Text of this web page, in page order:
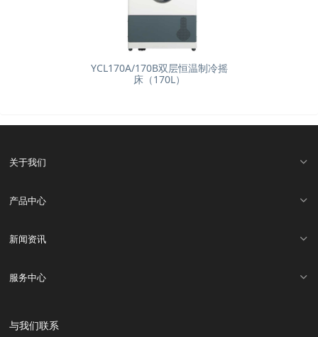
YCL170A/170B双层恒温制冷摇
床（170L）
关于我们
产品中心
新闻资讯
服务中心
与我们联系